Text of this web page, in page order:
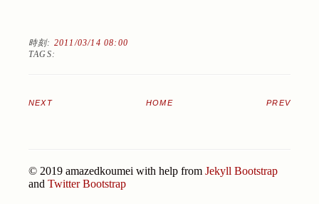
時刻: 2011/03/14 08:00
TAGS:
NEXT PREV
HOME
© 2019 amazedkoumei with help from Jekyll Bootstrap
and Twitter Bootstrap